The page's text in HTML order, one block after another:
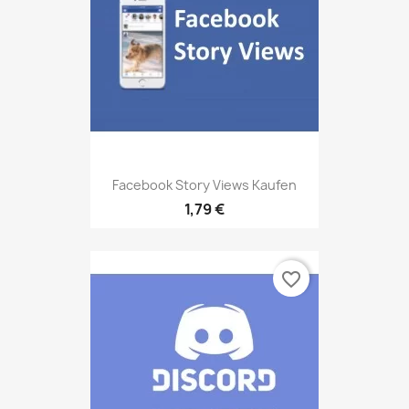
Facebook Story Views Kaufen
1,79 €
favorite_border